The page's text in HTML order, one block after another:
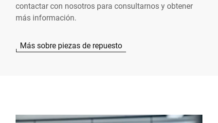
contactar con nosotros para consultarnos y obtener
más información.
Más sobre piezas de repuesto